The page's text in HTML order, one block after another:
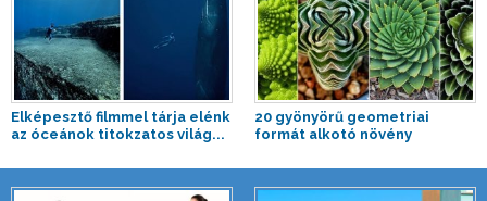
Elképesztő filmmel tárja elénk
az óceánok titokzatos világ...
20 gyönyörű geometriai
formát alkotó növény